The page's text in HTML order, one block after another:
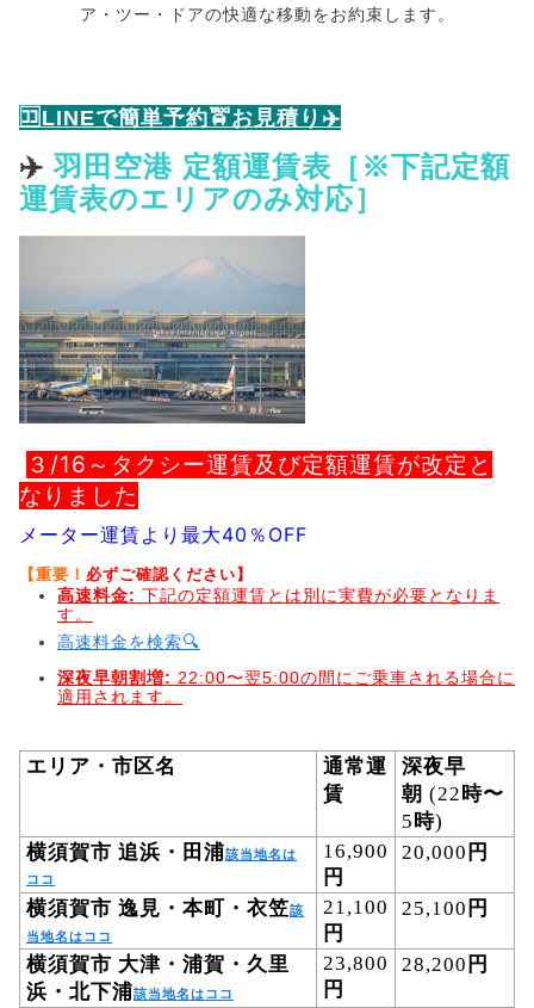
ア・ツー・ドアの快適な移動をお約束します。
🈁LINEで簡単予約🚖お見積り✈️
✈️ 羽田空港 定額運賃表［※下記定額
運賃表のエリアのみ対応］
３/16～タクシー運賃及び定額運賃が改定と
なりました
メーター運賃より最大40％OFF
【重要！ 必ずご確認ください】
高速料金: 下記の定額運賃とは別に実費が必要となりま
す。
高速料金を検索🔍
深夜早朝割増: 22:00〜翌5:00の間にご乗車される場合に
適用されます。
エリア・市区名
通常運
賃
深夜早
朝 (22 時〜
5 時)
横須賀市 追浜・田浦該当地名は
ココ
16,900
円
20,000 円
横須賀市 逸見・本町・衣笠該
当地名はココ
21,100
円
25,100 円
横須賀市 大津・浦賀・久里
浜・北下浦該当地名はココ
23,800
円
28,200 円